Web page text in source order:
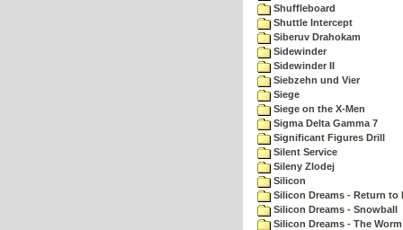
Shuffleboard
Shuttle Intercept
Siberuv Drahokam
Sidewinder
Sidewinder II
Siebzehn und Vier
Siege
Siege on the X-Men
Sigma Delta Gamma 7
Significant Figures Drill
Silent Service
Sileny Zlodej
Silicon
Silicon Dreams - Return to
Silicon Dreams - Snowball
Silicon Dreams - The